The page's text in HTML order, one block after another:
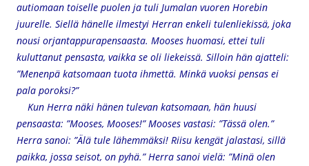
autiomaan toiselle puolen ja tuli Jumalan vuoren Horebin
juurelle. Siellä hänelle ilmestyi Herran enkeli tulenliekissä, joka
nousi orjantappurapensaasta. Mooses huomasi, ettei tuli
kuluttanut pensasta, vaikka se oli liekeissä. Silloin hän ajatteli:
”Menenpä katsomaan tuota ihmettä. Minkä vuoksi pensas ei
pala poroksi?”
Kun Herra näki hänen tulevan katsomaan, hän huusi
pensaasta: ”Mooses, Mooses!” Mooses vastasi: ”Tässä olen.”
Herra sanoi: ”Älä tule lähemmäksi! Riisu kengät jalastasi, sillä
paikka, jossa seisot, on pyhä.” Herra sanoi vielä: ”Minä olen